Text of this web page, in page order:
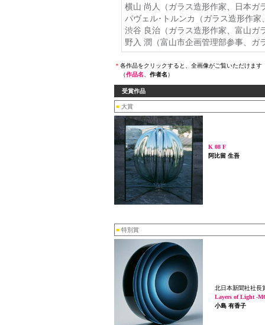
横山 尚人（ガラス造形作家、日本ガ
パヴェル･トルンカ（ガラス造形作
渋谷 良治（ガラス造形作家、富山ガ
野入 潤（富山市企画管理部参事、ガ
＊ 各作品をクリックすると、全画像がご覧いただけます
（作品名 作者名）
受賞作品
■ 大賞
K 08 F
阿比留 生吾
■ 特別賞
北日本新聞社社長
Layers of Light -
小島 有香子